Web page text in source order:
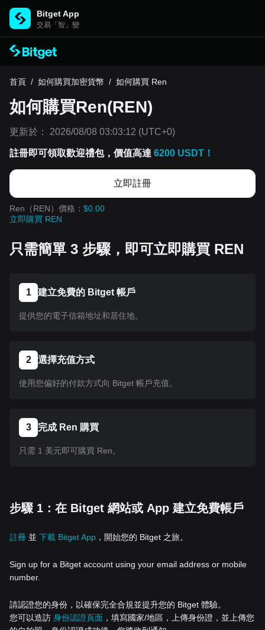
Bitget App
交易「智」變
首頁 / 如何購買加密貨幣 / 如何購買 Ren
如何購買Ren(REN)
更新於： 2026/08/08 03:03:12 (UTC+0)
註冊即可領取歡迎禮包，價值高達 6200 USDT！
立即註冊
Ren（REN）價格： $0.00
立即購買 REN
只需簡單 3 步驟，即可立即購買 REN
1 建立免費的 Bitget 帳戶
提供您的電子信箱地址和居住地。
2 選擇充值方式
使用您偏好的付款方式向 Bitget 帳戶充值。
3 完成 Ren 購買
只需 1 美元即可購買 Ren。
步驟 1：在 Bitget 網站或 App 建立免費帳戶
註冊 並 下載 Bitget App ，開始您的 Bitget 之旅。
Sign up for a Bitget account using your email address or mobile
number.
請認證您的身份，以確保完全合規並提升您的 Bitget 體驗。
您可以造訪 身份認證頁面 ，填寫國家/地區，上傳身份證，並上傳您